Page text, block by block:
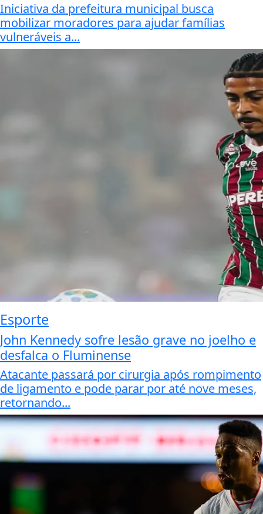
Iniciativa da prefeitura municipal busca
mobilizar moradores para ajudar famílias
vulneráveis a...
Esporte
John Kennedy sofre lesão grave no joelho e
desfalca o Fluminense
Atacante passará por cirurgia após rompimento
de ligamento e pode parar por até nove meses,
retornando...